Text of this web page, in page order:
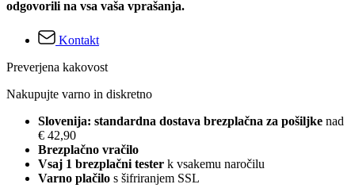
odgovorili na vsa vaša vprašanja.
Kontakt
Preverjena kakovost
Nakupujte varno in diskretno
Slovenija: standardna dostava brezplačna za pošiljke nad
€ 42,90
Brezplačno vračilo
Vsaj 1 brezplačni tester k vsakemu naročilu
Varno plačilo s šifriranjem SSL